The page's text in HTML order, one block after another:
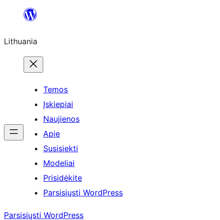
turinio
Lithuania
Temos
Įskiepiai
Naujienos
Apie
Susisiekti
Modeliai
Prisidėkite
Parsisiųsti WordPress
Parsisiųsti WordPress